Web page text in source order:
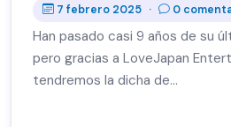
7 febrero 2025 · 0
Han pasado casi 9 años de su
pero gracias a LoveJapan
tendremos la dicha de…